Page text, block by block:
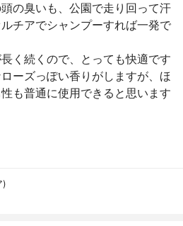
の臭いも、公園で走り回って汗
チアでシャンプーすれば一発で
く続くので、とっても快適です
ーズっぽい香りがしますが、ほ
も普通に使用できると思います
)